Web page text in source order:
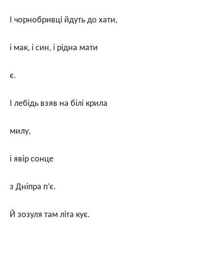
І чорнобривці йдуть до хати,
і мак, і син, і рідна мати
є.
І лебідь взяв на білі крила
милу,
і явір сонце
з Дніпра п’є.
Й зозуля там літа кує.